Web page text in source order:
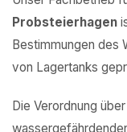
Probsteierhagen
Bestimmungen des
von Lagertanks
Die Verordnung